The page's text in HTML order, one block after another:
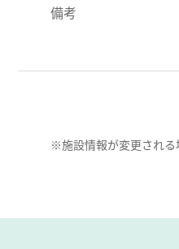
備考
※施設情報が変更される